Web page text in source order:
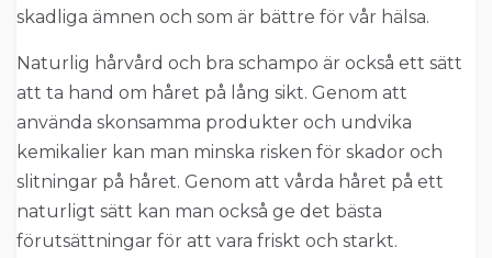
skadliga ämnen och som är bättre för vår hälsa.
Naturlig hårvård och bra schampo är också ett sätt
att ta hand om håret på lång sikt. Genom att
använda skonsamma produkter och undvika
kemikalier kan man minska risken för skador och
slitningar på håret. Genom att vårda håret på ett
naturligt sätt kan man också ge det bästa
förutsättningar för att vara friskt och starkt.